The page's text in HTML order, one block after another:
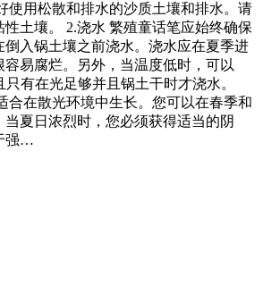
使用松散和排水的沙质土壤和排水。请
性土壤。 2.浇水 繁殖童话笔应始终确保
倒入锅土壤之前浇水。浇水应在夏季进
容易腐烂。另外，当温度低时，可以
只有在光足够并且锅土干时才浇水。
合在散光环境中生长。您可以在春季和
当夏日浓烈时，您必须获得适当的阴
强…